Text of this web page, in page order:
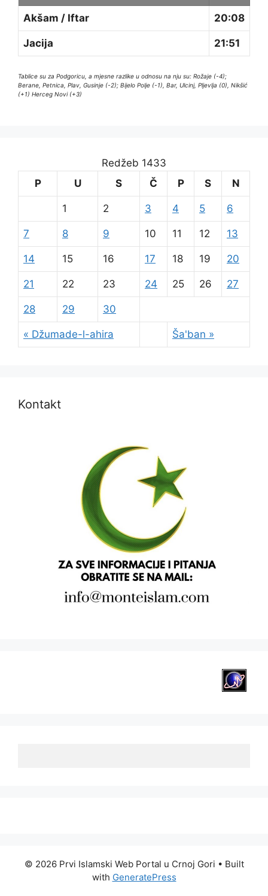
Akšam / Iftar 20:08
Jacija 21:51
Tablice su za Podgoricu, a mjesne razlike u odnosu na nju su: Rožaje (-4);
Berane, Petnica, Plav, Gusinje (-2); Bijelo Polje (-1), Bar, Ulcinj, Pljevlja (0), Nikšić
(+1) Herceg Novi (+3)
Redžeb 1433
P
U S Č P S N
« Džumade-l-ahira Ša'ban »
1 2 3 4 5 6
7 8 9 10 11 12 13
14 15 16 17 18 19 20
21 22 23 24 25 26 27
28 29 30
Kontakt
© 2026 Prvi Islamski Web Portal u Crnoj Gori • Built
with GeneratePress